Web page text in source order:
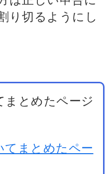
り切るようにし
まとめたページ
てまとめたペー